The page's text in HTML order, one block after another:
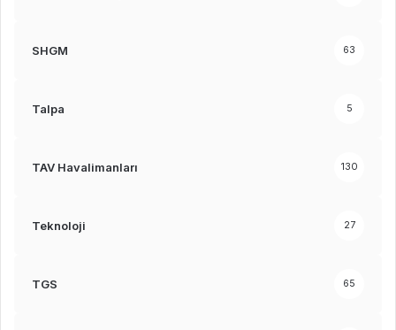
SHGM 63
Talpa 5
TAV Havalimanları 130
Teknoloji 27
TGS 65